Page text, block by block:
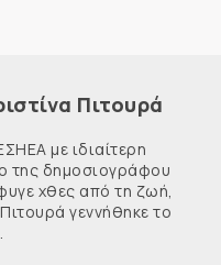
Πιτουρά
με ιδιαίτερη
της δημοσιογράφου
χθες από τη ζωή,
γεννήθηκε το